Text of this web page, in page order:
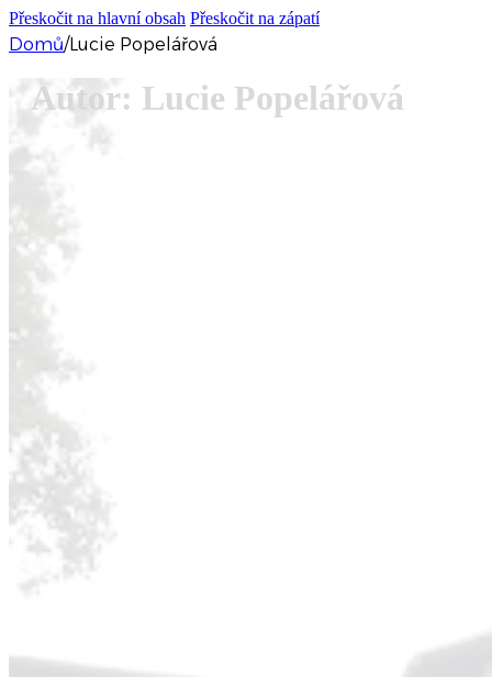
Skip
to
Content
Skip
to
navigation
Přeskočit na hlavní obsah Přeskočit na zápatí
Domů/Lucie Popelářová
Autor: Lucie Popelářová